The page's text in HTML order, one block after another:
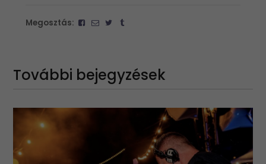
Megosztás:
További bejegyzések